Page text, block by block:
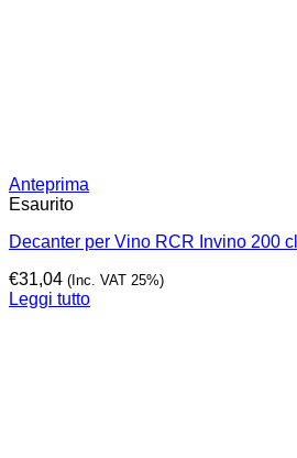
Anteprima
Esaurito
Decanter per Vino RCR Invino 200 cl
€31,04 (Inc. VAT 25%)
Leggi tutto